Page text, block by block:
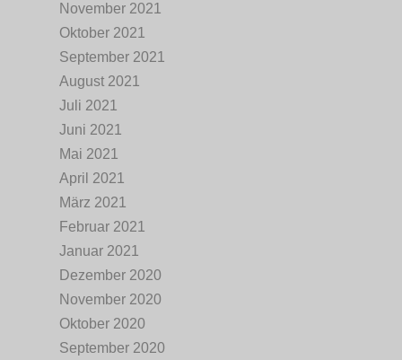
November 2021
Oktober 2021
September 2021
August 2021
Juli 2021
Juni 2021
Mai 2021
April 2021
März 2021
Februar 2021
Januar 2021
Dezember 2020
November 2020
Oktober 2020
September 2020